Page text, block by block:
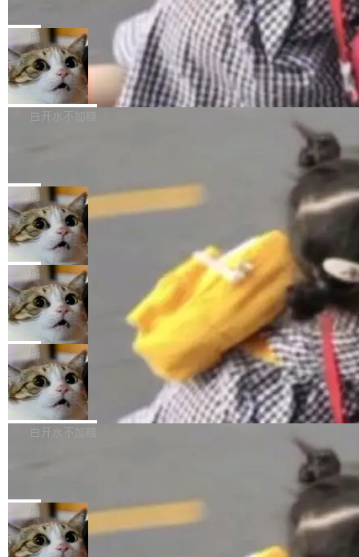
iel Gross 来自 Weil 律所，2 月 23 日下午 5:53
给 OpenAI 总法律顾问 Che Chang 发了封邮
件，附了一封长信，要求 OpenAI 配合调查前苹
果员工带走机密信...
C版的产品，搭载“人机双写”重磅功能——你写
你的，AI写AI的，同屏协作互不干扰。一句话让
AI帮你干活，现在开启全新体验！ 温馨提示：
体验WorkBuddy鸿蒙PC版前，请将 HUAWEI M
atePad Edge 升级至 HarmonyOS 6.1.0.135S
P9 patch03及以上版本。 *升级路径：设置 > 搜
全球知名开源多媒体框架 FFmpeg 今天正式发
布了 9.0 版本。这个版本除了带来新一代音视频
处理能力和硬件加速支持之外，还有一个特殊之
处：FFmpeg 9.0 的代号是“Lei”。 这个名字，
来自中国开发者雷霄骅（Lei Xiaohua）。 对于
很多中国音视频开发者而言，这个名字并不陌
“启蒙老师”。 而今年，恰好是雷霄骅离世十周
年。FFmpeg 社区最终选择用一个大版本的名
字，留下了这份纪念。 雷霄骅曾是中国传媒大学
数字电视技术方向的博士生，长期从事视频、音
频技...
局
亚马逊成本失控：AI 写代码烧掉 1215
万元，超预算 860%
外媒近日曝光了亚马逊的多份内部报告显示，AI
导致公司在多个项目上超支。《金融时报》报道
编写程序，目标是完成电商平台作者信息与商品
列表的数据匹配 —— 一项常规的数据处理任
务，最终却产生了 180 万美元的账单，实际支出
超出原定预算 860%。 更令人意外的是，该项目
最终并未成功落地，而高额算力消耗持续运行长
达 5 个月，公司直到财务对账时才察觉异常。这
意味着一个无人看管的 AI 程序，在近半年时间
里日夜不停地"烧钱"。 复盘显示，...
白开水不加糖
e CEO Clément Delangue 在 CNBC 的采访里
没有拐弯抹角。他说中国正在赢得 AI 竞赛，而
且按目前的速度，中国 AI 工具预计在今年底或
2027 年就能追上美国前沿实验室的水平。 Dela
ngue 把原因归结为一件事：开放协作。中国的
AI 开发者在一个共享和协作的生态里加速迭代，
而美国模型厂商在"闭门造车"。他的原话是 "buil
ding in silos"——各自为战，互不通气。 这个判
断从他嘴里说出来分量不同。Hugging Face 是
全球最大的开源 AI 平台，上面跑着上百万个模
型。谁在开源赛道上领先，...
局
当 AI agent 把源码变成了最好的扩展系
统，开发者工具必须开源
五年前，David Crawshaw 问过很多软件工程师
一个问题：你写过什么给自己用的程序？答案几
乎都是没有。工程师们整天用别人写的程序写程
序给别人用。偶尔有人自己写个博客系统、智能
家居控制、家庭实验室，都算稀奇事。 Crawsh
aw 是 Shelley 的作者，一个开源 AI coding age
nt。他最近在博客上写了一篇文章，核心论点很
简单：开发者工具必须开源。 理由不是传统的自
由软件情怀，而是一个跟 AI agent 直接相关的
技术判断。 两行 prompt 就能个性化任何软件 C
局
DeepSeek Harness 宣布内测邀请，全
网最大规模开源 Agent 路演现场诞生
一条内测招募帖，发出去的时候大概没人想到它
会变成一场开源 Agent 生态的路演。 8月1日，
DeepSeek Harness 团队负责人崔添翼（tiany
i）在 X 上发帖： 「如果你是 Agent Harness 相
关开源项目的开发者，希望参加 DeepSeek Har
ness 的内测，可以回复或私信联系我。请附上
Harness 负责把能力落到真实环境中——调用工
具、读写文件、管理上下文、处理错误、完成闭
环。崔添翼招人的标...
局
商汤 SenseNova U1.5-Lite-Preview
开源
商汤科技宣布面向社区开源轻量级统一多模态模
型的预览版本 SenseNova U1.5-Lite-Preview。
理解、推理、生成与编辑，还仅以 8B-MoT 的轻
量大小，将能力推进到4K、更精细的真实质感、
更复杂的视觉控制和可持续迭代编辑。 相比 U
白开水不加糖
nap。这次是 hwctl——一个用来检查 Ubuntu
硬件认证状态的命令行工具。 Canonical 工程师
Alan Griffiths 在邮件列表中说得很直白：「hwc
局
Dario Amodei 担心新人来 Anthropic